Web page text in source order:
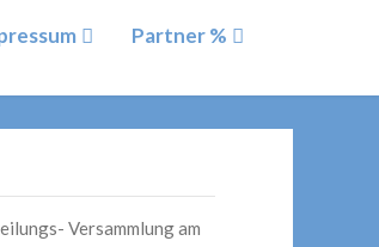
Partner %
Versammlung am